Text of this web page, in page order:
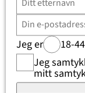
Jeg er 18-
Jeg
mitt